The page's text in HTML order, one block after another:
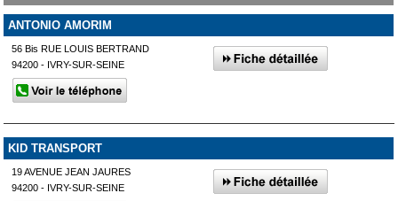
ANTONIO AMORIM
56 Bis RUE LOUIS BERTRAND
94200 - IVRY-SUR-SEINE
KID TRANSPORT
19 AVENUE JEAN JAURES
94200 - IVRY-SUR-SEINE